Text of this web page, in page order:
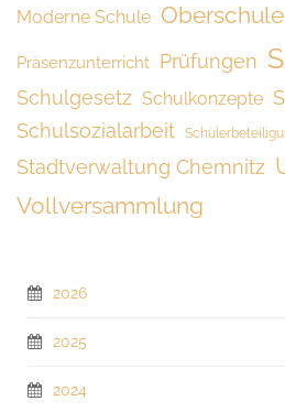
Moderne Schule Oberschule
Präsenzunterricht Prüfungen
Schulgesetz Schulkonzepte
Schulsozialarbeit
Stadtverwaltung Chemnitz
Vollversammlung
2026
2025
2024